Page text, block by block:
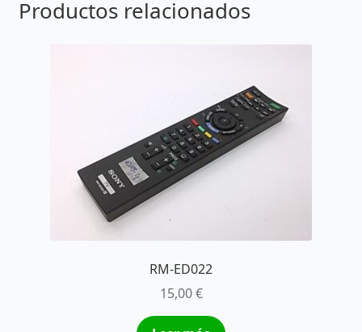
Productos relacionados
RM-ED022
15,00€